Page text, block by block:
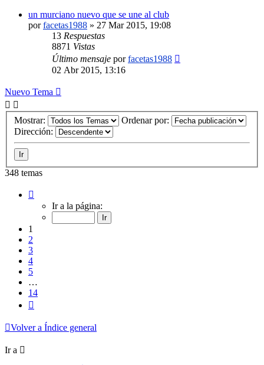
un murciano nuevo que se une al club
porfacetas1988 » 27 Mar 2015, 19:08
13 Respuestas
8871 Vistas
Último mensaje porfacetas1988
02 Abr 2015, 13:16
Nuevo Tema
Mostrar:
Ordenar por:
Dirección:
348 temas
Ir a la página:
1
2
3
4
5
…
14
Volver a Índice general
Ir a